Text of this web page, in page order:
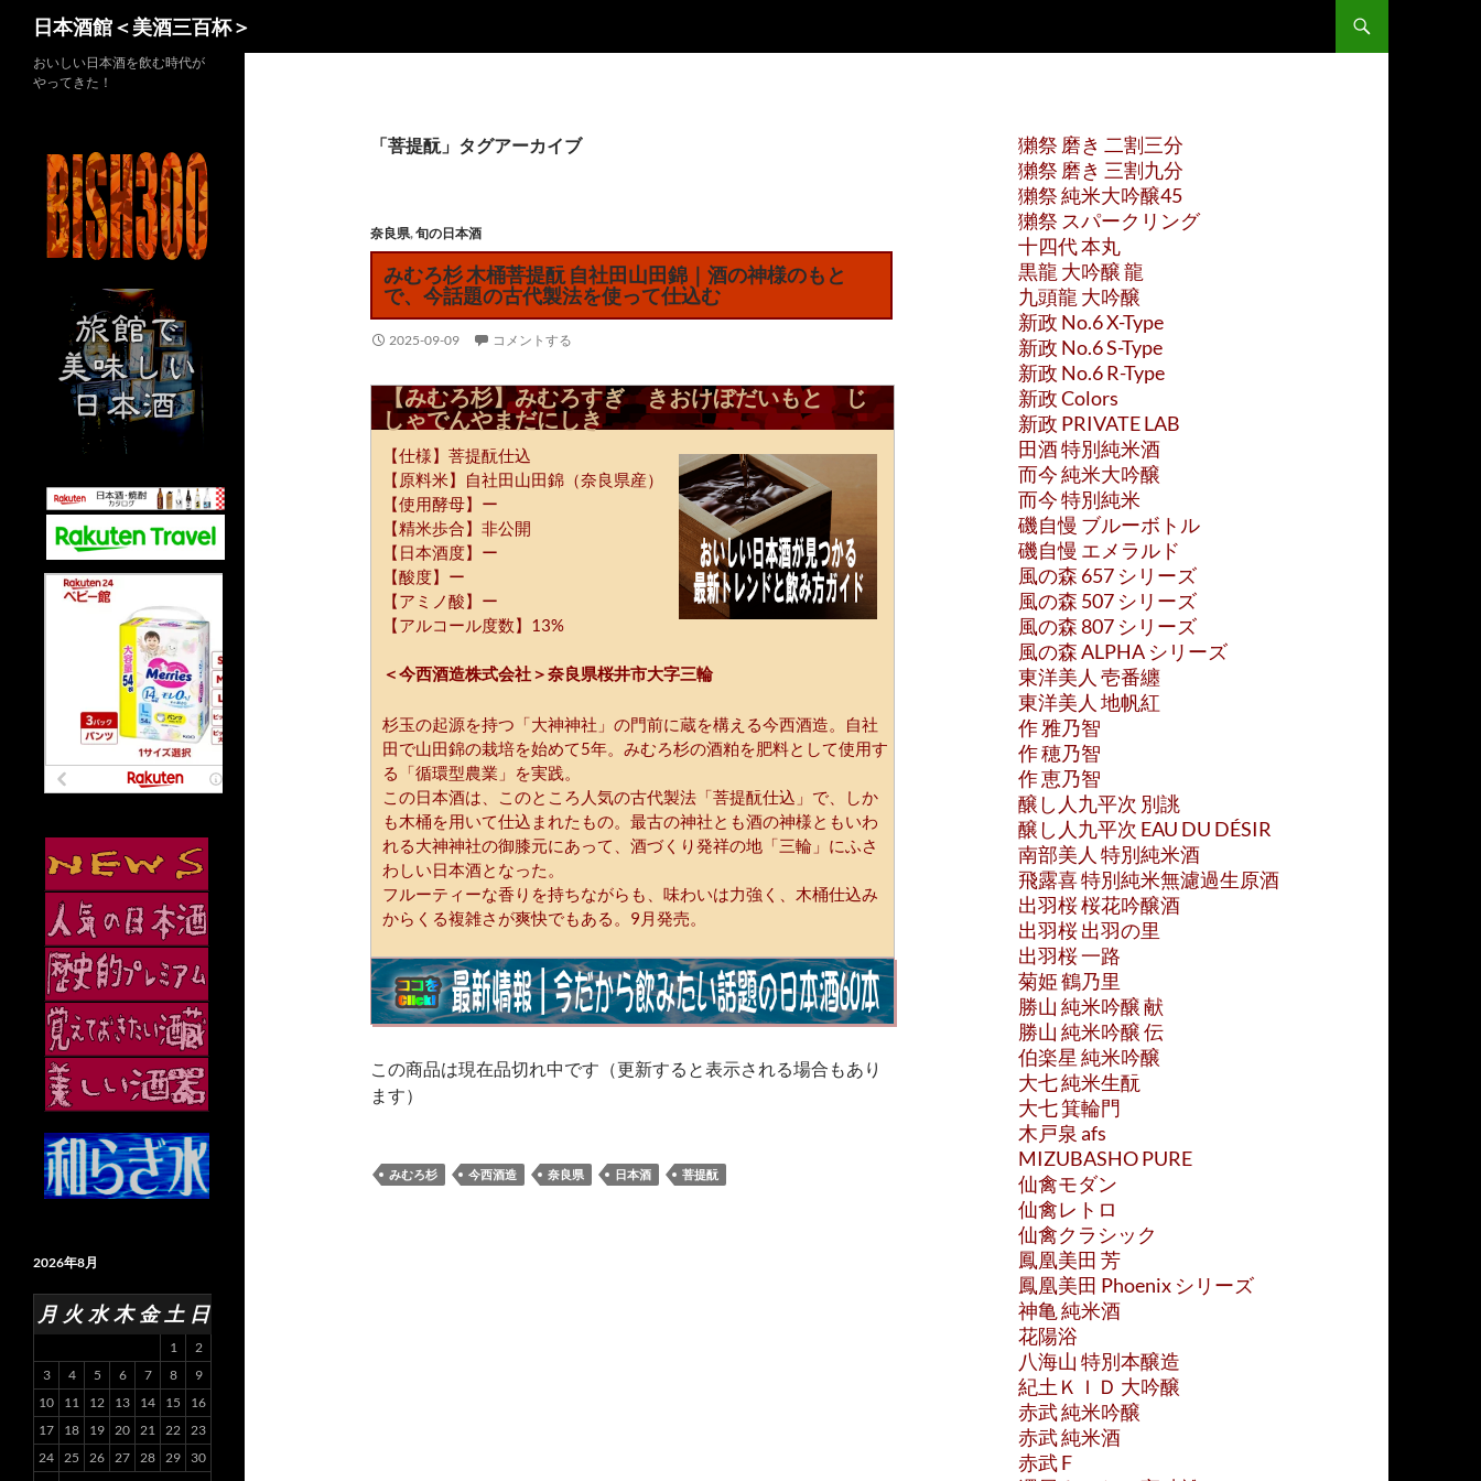
日本酒館＜美酒三百杯＞
「菩提酛」タグアーカイブ
奈良県,旬の日本酒
みむろ杉 木桶菩提酛 自社田山田錦｜酒の神様のもと
で、今話題の古代製法を使って仕込む
2025-09-09 コメントする
【みむろ杉】みむろすぎ きおけぼだいもと じ
しゃでんやまだにしき
【仕様】菩提酛仕込
【原料米】自社田山田錦（奈良県産）
【使用酵母】ー
【精米歩合】非公開
【日本酒度】ー
【酸度】ー
【アミノ酸】ー
【アルコール度数】13%
＜今西酒造株式会社＞奈良県桜井市大字三輪
杉玉の起源を持つ「大神神社」の門前に蔵を構える今西酒造。自社
田で山田錦の栽培を始めて5年。みむろ杉の酒粕を肥料として使用す
る「循環型農業」を実践。
この日本酒は、このところ人気の古代製法「菩提酛仕込」で、しか
も木桶を用いて仕込まれたもの。最古の神社とも酒の神様ともいわ
れる大神神社の御膝元にあって、酒づくり発祥の地「三輪」にふさ
わしい日本酒となった。
フルーティーな香りを持ちながらも、味わいは力強く、木桶仕込み
からくる複雑さが爽快でもある。9月発売。
この商品は現在品切れ中です（更新すると表示される場合もあり
ます）
みむろ杉 今西酒造 奈良県 日本酒 菩提酛
獺祭 磨き 二割三分
獺祭 磨き 三割九分
獺祭 純米大吟醸45
獺祭 スパークリング
十四代 本丸
黒龍 大吟醸 龍
九頭龍 大吟醸
新政 No.6 X-Type
新政 No.6 S-Type
新政 No.6 R-Type
新政 Colors
新政 PRIVATE LAB
田酒 特別純米酒
而今 純米大吟醸
而今 特別純米
磯自慢 ブルーボトル
磯自慢 エメラルド
風の森 657 シリーズ
風の森 507 シリーズ
風の森 807 シリーズ
風の森 ALPHA シリーズ
東洋美人 壱番纏
東洋美人 地帆紅
作 雅乃智
作 穂乃智
作 恵乃智
醸し人九平次 別誂
醸し人九平次 EAU DU DÉSIR
南部美人 特別純米酒
飛露喜 特別純米無濾過生原酒
出羽桜 桜花吟醸酒
出羽桜 出羽の里
出羽桜 一路
菊姫 鶴乃里
勝山 純米吟醸 献
勝山 純米吟醸 伝
伯楽星 純米吟醸
大七 純米生酛
大七 箕輪門
木戸泉 afs
MIZUBASHO PURE
仙禽モダン
仙禽レトロ
仙禽クラシック
鳳凰美田 芳
鳳凰美田 Phoenix シリーズ
神亀 純米酒
花陽浴
八海山 特別本醸造
紀土ＫＩＤ 大吟醸
赤武 純米吟醸
赤武 純米酒
赤武 F
おいしい日本酒を飲む時代が
やってきた！
2026年8月
月 火 水 木 金 土 日
1
2
3
4 5 6 7 8
9
10
11 12 13 14 15
16
17
18 19 20 21 22 23
24 25 26 27 28 29
30